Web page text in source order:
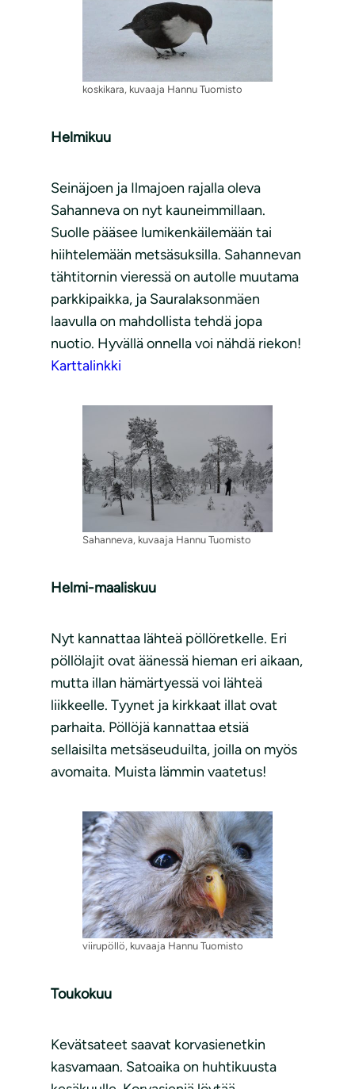
koskikara, kuvaaja Hannu Tuomisto
Helmikuu
Seinäjoen ja Ilmajoen rajalla oleva
Sahanneva on nyt kauneimmillaan.
Suolle pääsee lumikenkäilemään tai
hiihtelemään metsäsuksilla. Sahannevan
tähtitornin vieressä on autolle muutama
parkkipaikka, ja Sauralaksonmäen
laavulla on mahdollista tehdä jopa
nuotio. Hyvällä onnella voi nähdä riekon!
Karttalinkki
Sahanneva, kuvaaja Hannu Tuomisto
Helmi-maaliskuu
Nyt kannattaa lähteä pöllöretkelle. Eri
pöllölajit ovat äänessä hieman eri aikaan,
mutta illan hämärtyessä voi lähteä
liikkeelle. Tyynet ja kirkkaat illat ovat
parhaita. Pöllöjä kannattaa etsiä
sellaisilta metsäseuduilta, joilla on myös
avomaita. Muista lämmin vaatetus!
viirupöllö, kuvaaja Hannu Tuomisto
Toukokuu
Kevätsateet saavat korvasienetkin
kasvamaan. Satoaika on huhtikuusta